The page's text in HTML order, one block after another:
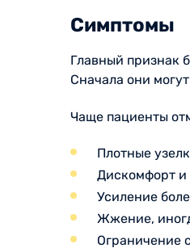
Симптомы
Главный признак
Сначала они
Чаще пациенты
Плотные
Дискомфорт и
Усиление
Жжение,
Ограничение